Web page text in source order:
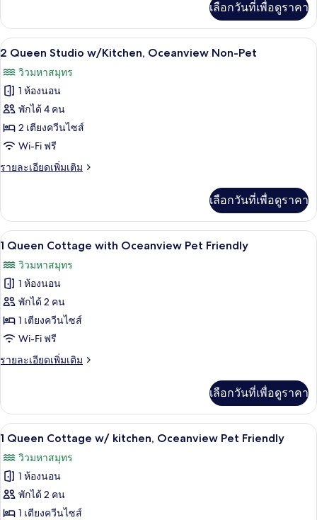
Pet
เกี่ยว
กับ
2
Studio
w/Oceanview
Non-
Pet
เลือกวันที่เพื่อดูราคา
เปิด
ภาพถ่าย
ทั้งหมด
ของ
2
Queen
Studio
w/Kitchen,
Non-
Pet
2 Queen Studio w/Kitchen,
7
2 Queen Studio w/Kitchen, Oceanview Non-Pet
วิวมหาสมุทร
1 ห้องนอน
พักได้ 4 คน
2 เตียงควีนไซส์
Wi-Fi ฟรี
รายละเอียดเพิ่มเติม
ราย
เกี่ยว
กับ
2
Studio
w/Kitchen,
Oceanview
Non-
Pet
เลือกวันที่เพื่อดูราคา
เปิด
ภาพถ่าย
ทั้งหมด
ของ
1
Queen
Cottage
with
Pet
Friendly
1 Queen Cottage with Oceanview
5
1 Queen Cottage with Oceanview Pet Friendly
วิวมหาสมุทร
1 ห้องนอน
พักได้ 2 คน
1 เตียงควีนไซส์
Wi-Fi ฟรี
รายละเอียดเพิ่มเติม
ราย
เกี่ยว
กับ
1
Cottage
with
Oceanview
Pet
Friendly
เลือกวันที่เพื่อดูราคา
เปิด
ภาพถ่าย
ทั้งหมด
ของ
1
1 Queen Cottage w/ kitchen,
10
1 Queen Cottage w/ kitchen, Oceanview Pet Friendly
วิวมหาสมุทร
1 ห้องนอน
พักได้ 2 คน
1 เตียงควีนไซส์